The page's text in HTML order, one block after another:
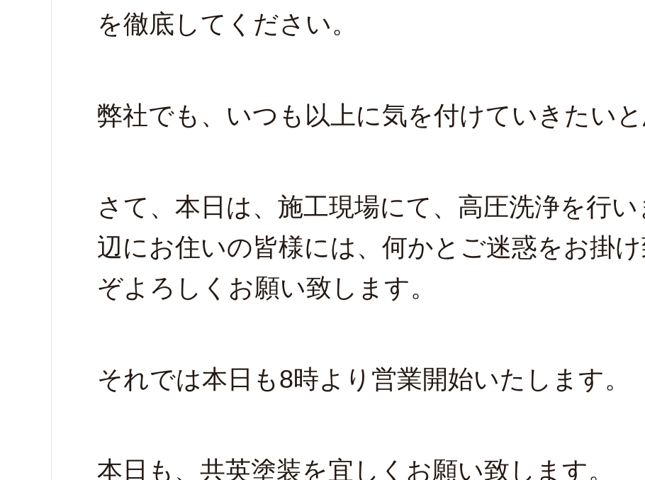
を徹底してください。
弊社でも、いつも以上に気を付けていきたいと
さて、本日は、施工現場にて、高圧洗浄を行
辺にお住いの皆様には、何かとご迷惑をお掛
ぞよろしくお願い致します。
それでは本日も8時より営業開始いたします。
本日も、共英塗装を宜しくお願い致します。